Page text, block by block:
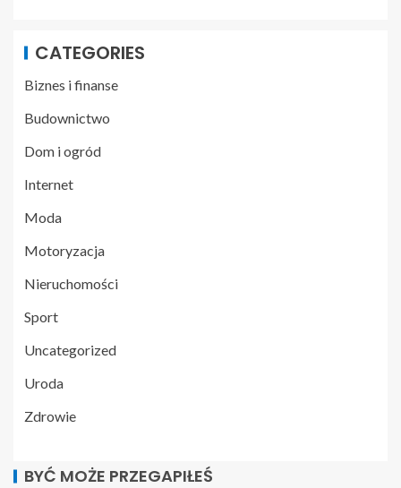
CATEGORIES
Biznes i finanse
Budownictwo
Dom i ogród
Internet
Moda
Motoryzacja
Nieruchomości
Sport
Uncategorized
Uroda
Zdrowie
BYĆ MOŻE PRZEGAPIŁEŚ